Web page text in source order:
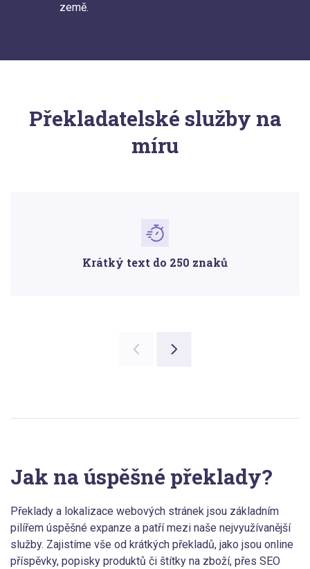
země.
Překladatelské služby na
míru
Krátký text do 250 znaků
Jak na úspěšné překlady?
Překlady a lokalizace webových stránek jsou základním
pilířem úspěšné expanze a patří mezi naše nejvyužívanější
služby. Zajistíme vše od krátkých překladů, jako jsou online
příspěvky, popisky produktů či štítky na zboží, přes SEO